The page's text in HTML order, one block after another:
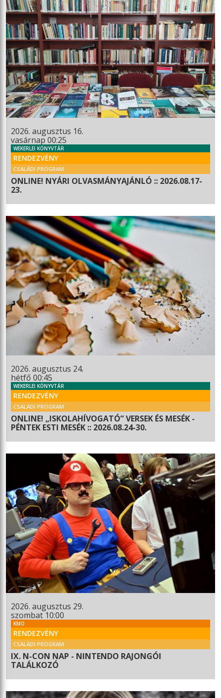
2026. augusztus 16.
vasárnap 00:25
WEKERLEI KÖNYVTÁR
RENDEZVÉNY
CSALÁDI PROGRAM
ONLINE! NYÁRI OLVASMÁNYAJÁNLÓ :: 2026.08.17-
23.
2026. augusztus 24.
hétfő 00:45
WEKERLEI KÖNYVTÁR
RENDEZVÉNY
CSALÁDI PROGRAM
ONLINE! „ISKOLAHÍVOGATÓ” VERSEK ÉS MESÉK -
PÉNTEK ESTI MESÉK :: 2026.08.24-30.
2026. augusztus 29.
szombat 10:00
KMO
RENDEZVÉNY
CSALÁDI PROGRAM
IX. N-CON NAP - NINTENDO RAJONGÓI
TALÁLKOZÓ